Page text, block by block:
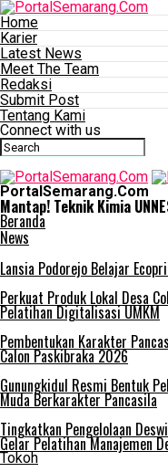
Home
Karier
Latest News
Meet The Team
Redaksi
Submit Post
Tentang Kami
Connect with us
PortalSemarang.Com
Mantap! Teknik Kimia
Beranda
News
Lansia Podorejo Belajar
Perkuat Produk Lokal Desa
Pelatihan Digitalisasi UMKM
Pembentukan Karakter
Calon Paskibraka 2026
Gunungkidul Resmi Bentuk
Muda Berkarakter Pancasila
Tingkatkan Pengelolaan
Gelar Pelatihan Manajemen
Tokoh